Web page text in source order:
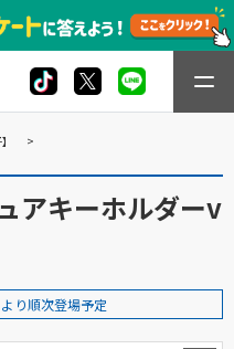
アキーホルダーv
り順次登場予定